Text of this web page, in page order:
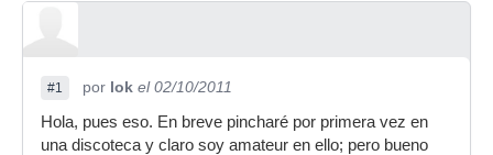
#1 por lok el 02/10/2011
Hola, pues eso. En breve pincharé por primera vez en
una discoteca y claro soy amateur en ello; pero bueno